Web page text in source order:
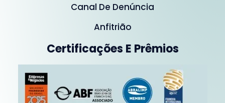
Canal De Denúncia
Anfitrião
Certificações E Prêmios